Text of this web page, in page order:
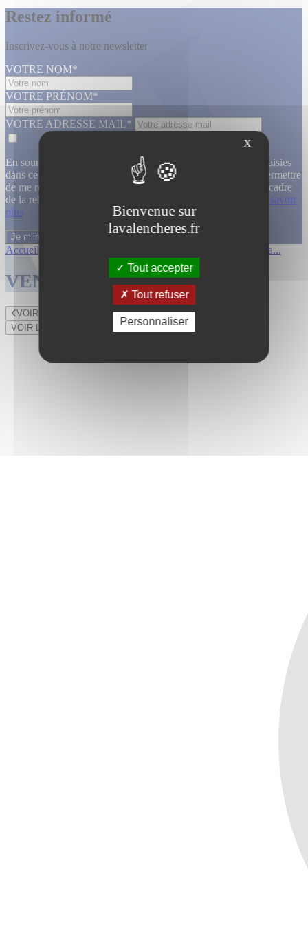
Restez informé
Inscrivez-vous à notre newsletter
VOTRE NOM*
VOTRE PRÉNOM*
VOTRE ADRESSE MAIL*
En soumettant ce formulaire, j’accepte que les informations saisies
dans ce formulaire soient utilisées, exploitées, traitées pour permettre
de me recontacter, pour m’envoyer des informations, dans le cadre
de la relation commerciale qui découle de cette demande.
En savoir
plus
Accueil Affiches cinema...
VENTES TERMINÉES
VOIR LE LOT PRÉCÉDENT
VOIR LE LOT SUIVANT
X
Bienvenue sur
lavalencheres.fr
Tout accepter
Tout refuser
Personnaliser